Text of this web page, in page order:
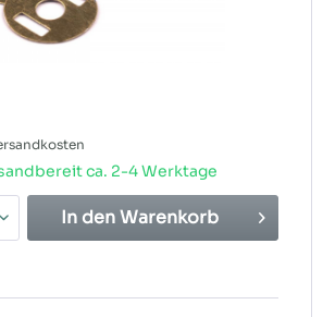
ca. 2-4 Werktage
In denWarenkorb